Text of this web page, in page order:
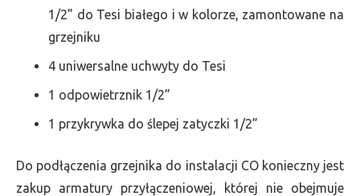
1/2” do Tesi białego i w kolorze, zamontowane na
grzejniku
4 uniwersalne uchwyty do Tesi
1 odpowietrznik 1/2”
1 przykrywka do ślepej zatyczki 1/2”
Do podłączenia grzejnika do instalacji CO konieczny jest
zakup armatury przyłączeniowej, której nie obejmuje